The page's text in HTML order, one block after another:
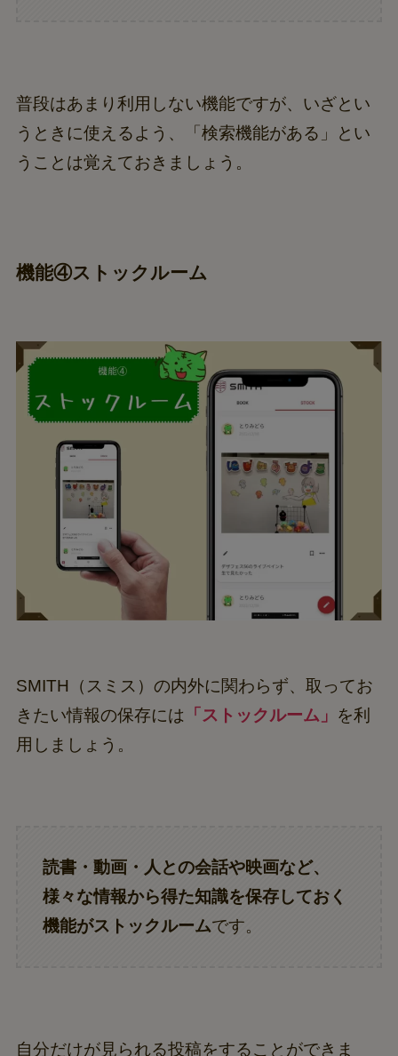
普段はあまり利用しない機能ですが、いざとい
うときに使えるよう、「検索機能がある」とい
うことは覚えておきましょう。
機能④ストックルーム
SMITH（スミス）の内外に関わらず、取ってお
きたい情報の保存には 「ストックルーム」 を利
用しましょう。
読書・動画・人との会話や映画など、
様々な情報から得た知識を保存しておく
機能がストックルームです。
自分だけが見られる投稿をすることができま